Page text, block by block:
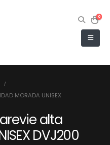
0
MORADA UNISEX
alta
DVJ200